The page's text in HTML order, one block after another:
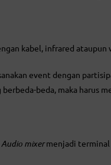
kabel, infrared ataupun
event dengan
beda, maka harus
Audio mixermenjadi terminal